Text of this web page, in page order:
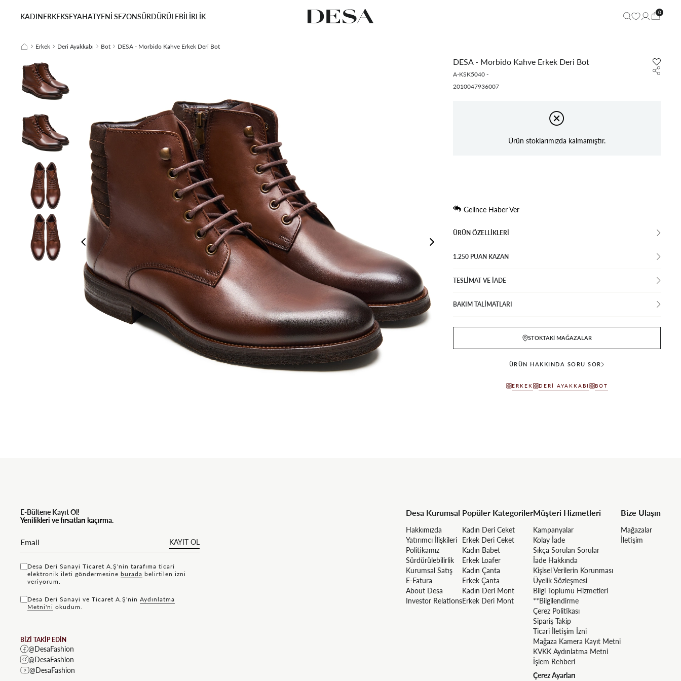
KADINERKEKSEYAHATYENİ SEZONSÜRDÜRÜLEBİLİRLİK 0
Erkek Deri Ayakkabı Bot DESA - Morbido Kahve Erkek Deri Bot
DESA - Morbido Kahve Erkek Deri Bot
A-KSK5040 -
2010047936007
Ürün stoklarımızda kalmamıştır.
Gelince Haber Ver
ÜRÜN ÖZELLIKLERI
1.250 PUAN KAZAN
TESLİMAT VE İADE
BAKIM TALİMATLARI
STOKTAKI MAĞAZALAR
ÜRÜN HAKKINDA SORU SOR
ERKEK DERI AYAKKABI BOT
E-Bültene Kayıt Ol!
Yenilikleri ve fırsatları kaçırma.
KAYIT OL
Desa Deri Sanayi Ticaret A.Ş'nin tarafıma ticari
elektronik ileti göndermesine bu rada belirtilen izni
veriyorum.
Desa Deri Sanayi ve Ticaret A.Ş'nin Aydınlatma
Metni'ni okudum.
BİZİ TAKİP EDİN
@DesaFashion
@DesaFashion
@DesaFashion
Desa Kurumsal
Hakkımızda
Yatırımcı İlişkileri
Politikamız
Sürdürülebilirlik
Kurumsal Satış
E-Fatura
About Desa
Investor Relations
Popüler Kategoriler
Kadın Deri Ceket
Erkek Deri Ceket
Kadın Babet
Erkek Loafer
Kadın Çanta
Erkek Çanta
Kadın Deri Mont
Erkek Deri Mont
Müşteri Hizmetleri
Kampanyalar
Kolay İade
Sıkça Sorulan Sorular
İade Hakkında
Kişisel Verilerin Korunması
Üyelik Sözleşmesi
Bilgi Toplumu Hizmetleri
**Bilgilendirme
Çerez Politikası
Sipariş Takip
Ticari İletişim İzni
Mağaza Kamera Kayıt Metni
KVKK Aydınlatma Metni
İşlem Rehberi
Çerez Ayarları
Bize Ulaşın
Mağazalar
İletişim